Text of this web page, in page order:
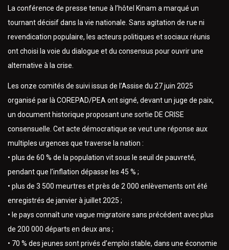
La conférence de presse tenue à l’hôtel Kinam a marqué un
tournant décisif dans la vie nationale. Sans agitation de rue ni
revendication populaire, les acteurs politiques et sociaux réunis
ont choisi la voie du dialogue et du consensus pour ouvrir une
alternative à la crise.
Les onze comités de suivi issus de l’Assise du 27 juin 2025
organisé par là COREPAD/PEA ont signé, devant un juge de paix,
un document historique proposant une sortie DE CRISE
consensuelle. Cet acte démocratique se veut une réponse aux
multiples urgences que traverse la nation :
• plus de 60 % de la population vit sous le seuil de pauvreté,
pendant que l’inflation dépasse les 45 % ;
• plus de 3 500 meurtres et près de 2 000 enlèvements ont été
enregistrés de janvier à juillet 2025 ;
• le pays connaît une vague migratoire sans précédent avec plus
de 200 000 départs en deux ans ;
• 70 % des jeunes sont privés d’emploi stable, dans une économie